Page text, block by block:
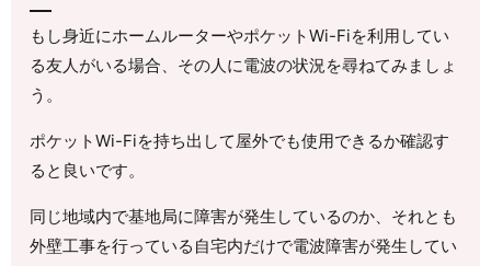
もし身近にホームルーターやポケットWi-Fiを利用してい
る友人がいる場合、その人に電波の状況を尋ねてみましょ
う。
ポケットWi-Fiを持ち出して屋外でも使用できるか確認す
ると良いです。
同じ地域内で基地局に障害が発生しているのか、それとも
外壁工事を行っている自宅内だけで電波障害が発生してい